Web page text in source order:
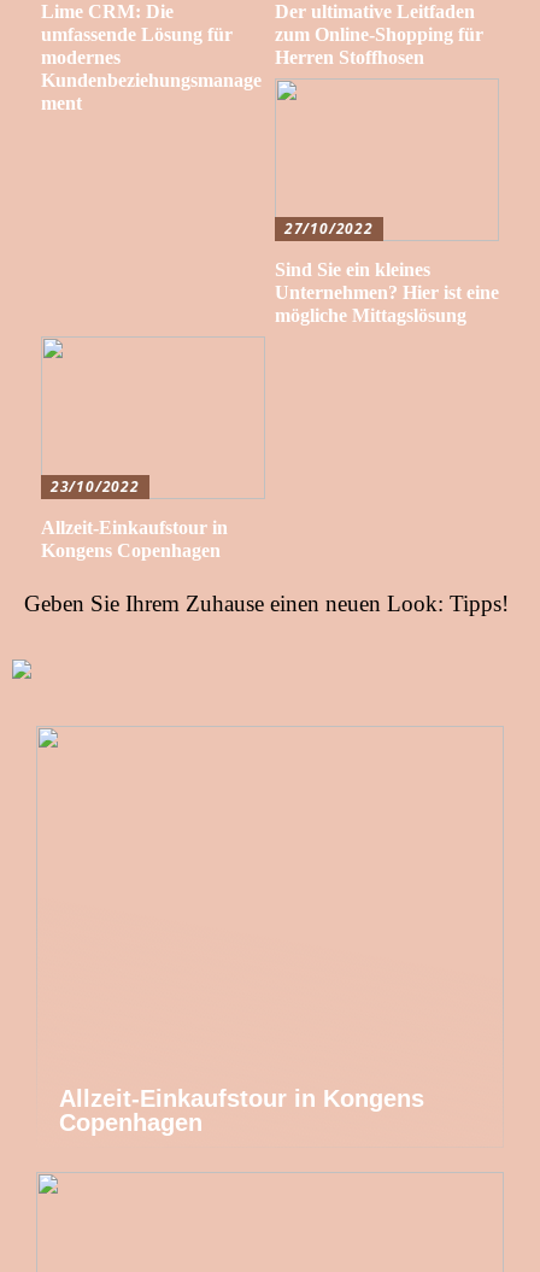
Lime CRM: Die
umfassende Lösung für
modernes
Kundenbeziehungsmanage
ment
Der ultimative Leitfaden
zum Online-Shopping für
Herren Stoffhosen
27/10/2022
Sind Sie ein kleines
Unternehmen? Hier ist eine
mögliche Mittagslösung
23/10/2022
Allzeit-Einkaufstour in
Kongens Copenhagen
Geben Sie Ihrem Zuhause einen neuen Look: Tipps!
Allzeit-Einkaufstour in Kongens
Copenhagen